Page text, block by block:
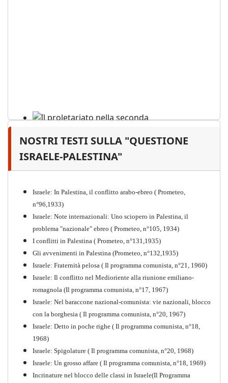
Il proletariato nella seconda
guerra mondiale e nella
Storia della Sinistra
Comunista V
NOSTRI TESTI SULLA "QUESTIONE
ISRAELE-PALESTINA"
Israele: In Palestina, il conflitto arabo-ebreo ( Prometeo,
n°96,1933)
Israele: Note internazionali: Uno sciopero in Palestina, il
problema "nazionale" ebreo ( Prometeo, n°105, 1934)
I conflitti in Palestina ( Prometeo, n°131,1935)
Gli avvenimenti in Palestina (Prometeo, n°132,1935)
Israele: Fraternità pelosa ( Il programma comunista, n°21, 1960)
Israele: Il conflitto nel Medioriente alla riunione emiliano-
romagnola (Il programma comunista, n°17, 1967)
Israele: Nel baraccone nazional-comunista: vie nazionali, blocco
con la borghesia ( Il programma comunista, n°20, 1967)
Israele: Detto in poche righe ( Il programma comunista, n°18,
1968)
Israele: Spigolature ( Il programma comunista, n°20, 1968)
Israele: Un grosso affare ( Il programma comunista, n°18, 1969)
Incrinature nel blocco delle classi in Israele(Il Programma